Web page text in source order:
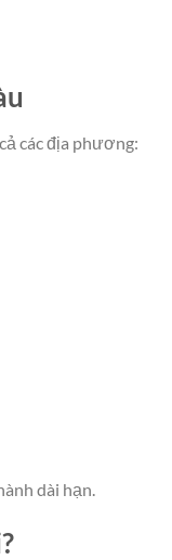
các địa phương:
dài hạn.